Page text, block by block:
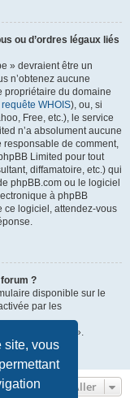
site, vous
ou d’ordres légaux liés
» devraient être un
n’obtenez aucune
propriétaire du domaine
WHOIS), ou, si
Free, etc.), le service
n’a absolument aucune
responsable de comment,
Limited pour tout
diffamatoire, etc.) qui
phpBB.com ou le logiciel
à phpBB
ce logiciel, attendez-vous
?
disponible sur le
par les
lien « L’équipe ».
Aller